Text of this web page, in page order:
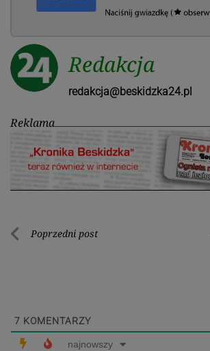
Redakcja
redakcja@beskidzka24.pl
Reklama
Nawigacja
Poprzedni post
7 KOMENTARZY
najnowszy